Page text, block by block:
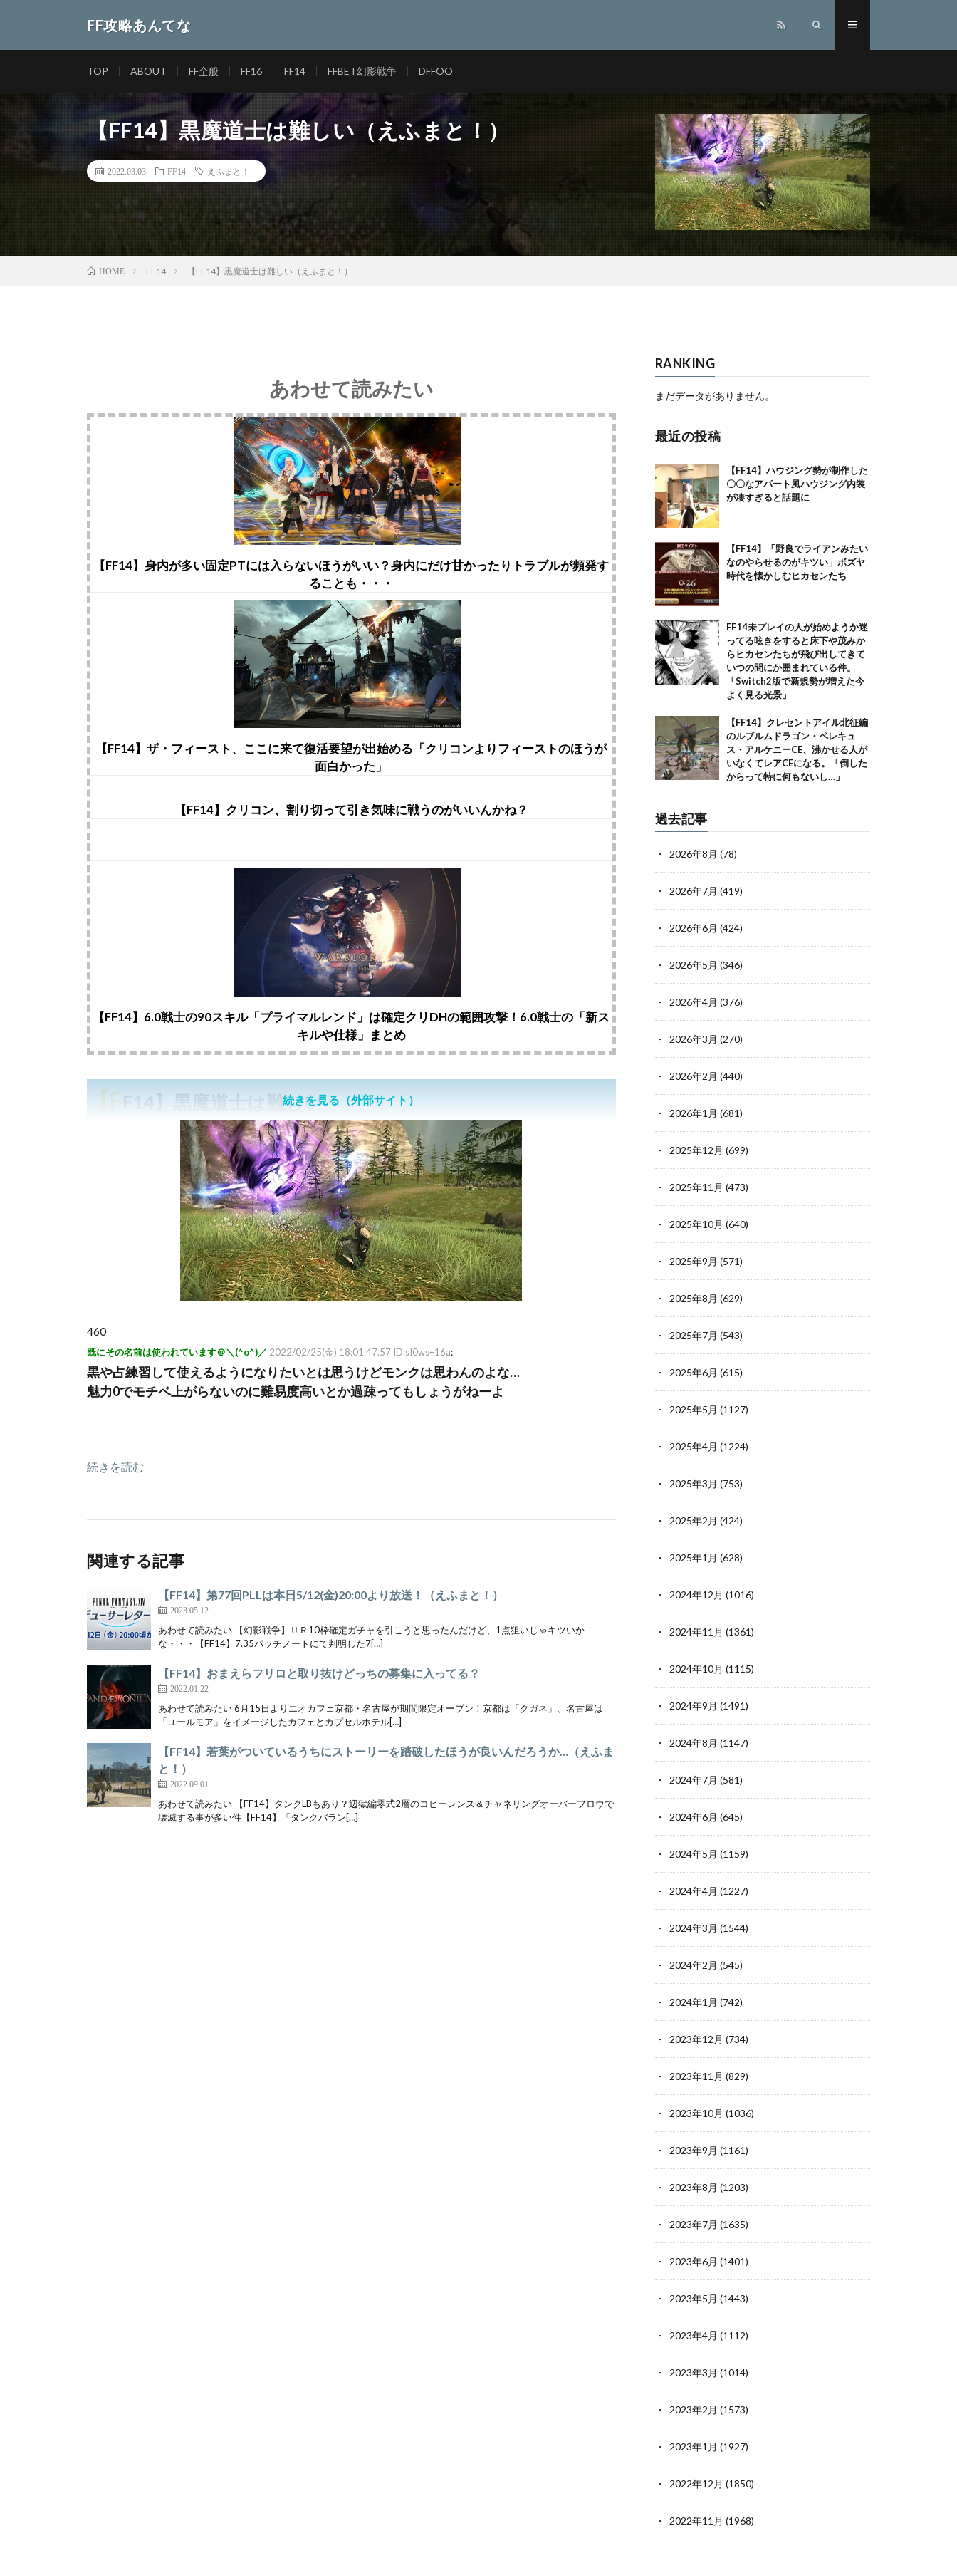
FF攻略あんてな
TOP ABOUT FF全般 FF16 FF14 FFBET幻影戦争 DFFOO
【FF14】黒魔道士は難しい（えふまと！）
2022.03.03 FF14 えふまと！
HOME FF14 【FF14】黒魔道士は難しい（えふまと！）
あわせて読みたい
【FF14】身内が多い固定PTには入らないほうがいい？身内にだけ甘かったりトラブルが頻発す
ることも・・・
【FF14】ザ・フィースト、ここに来て復活要望が出始める「クリコンよりフィーストのほうが
面白かった」
【FF14】クリコン、割り切って引き気味に戦うのがいいんかね？
【FF14】6.0戦士の90スキル「プライマルレンド」は確定クリDHの範囲攻撃！6.0戦士の「新ス
キルや仕様」まとめ
【FF14】黒魔道士は難しい
460
既にその名前は使われています＠＼(^o^)／ 2022/02/25(金) 18:01:47.57 ID:sI0ws+16a:
黒や占練習して使えるようになりたいとは思うけどモンクは思わんのよな…
魅力0でモチベ上がらないのに難易度高いとか過疎ってもしょうがねーよ
続きを読む
続きを見る（外部サイト）
関連する記事
【FF14】第77回PLLは本日5/12(金)20:00より放送！（えふまと！）
2023.05.12
あわせて読みたい 【幻影戦争】ＵＲ10枠確定ガチャを引こうと思ったんだけど、1点狙いじゃキツいか
な・・・【FF14】7.35パッチノートにて判明した7[…]
【FF14】おまえらフリロと取り抜けどっちの募集に入ってる？
2022.01.22
あわせて読みたい 6月15日よりエオカフェ京都・名古屋が期間限定オープン！京都は「クガネ」、名古屋は
「ユールモア」をイメージしたカフェとカプセルホテル[…]
【FF14】若葉がついているうちにストーリーを踏破したほうが良いんだろうか…（えふま
と！）
2022.09.01
あわせて読みたい 【FF14】タンクLBもあり？辺獄編零式2層のコヒーレンス＆チャネリングオーバーフロウで
壊滅する事が多い件【FF14】「タンクバラン[…]
RANKING
まだデータがありません。
最近の投稿
【FF14】ハウジング勢が制作した
〇〇なアパート風ハウジング内装
が凄すぎると話題に
【FF14】「野良でライアンみたい
なのやらせるのがキツい」ボズヤ
時代を懐かしむヒカセンたち
FF14未プレイの人が始めようか迷
ってる呟きをすると床下や茂みか
らヒカセンたちが飛び出してきて
いつの間にか囲まれている件。
「Switch2版で新規勢が増えた今
よく見る光景」
【FF14】クレセントアイル北征編
のルブルムドラゴン・ペレキュ
ス・アルケニーCE、沸かせる人が
いなくてレアCEになる。「倒した
からって特に何もないし…」
過去記事
2026年8月 (78)
2026年7月 (419)
2026年6月 (424)
2026年5月 (346)
2026年4月 (376)
2026年3月 (270)
2026年2月 (440)
2026年1月 (681)
2025年12月 (699)
2025年11月 (473)
2025年10月 (640)
2025年9月 (571)
2025年8月 (629)
2025年7月 (543)
2025年6月 (615)
2025年5月 (1127)
2025年4月 (1224)
2025年3月 (753)
2025年2月 (424)
2025年1月 (628)
2024年12月 (1016)
2024年11月 (1361)
2024年10月 (1115)
2024年9月 (1491)
2024年8月 (1147)
2024年7月 (581)
2024年6月 (645)
2024年5月 (1159)
2024年4月 (1227)
2024年3月 (1544)
2024年2月 (545)
2024年1月 (742)
2023年12月 (734)
2023年11月 (829)
2023年10月 (1036)
2023年9月 (1161)
2023年8月 (1203)
2023年7月 (1635)
2023年6月 (1401)
2023年5月 (1443)
2023年4月 (1112)
2023年3月 (1014)
2023年2月 (1573)
2023年1月 (1927)
2022年12月 (1850)
2022年11月 (1968)